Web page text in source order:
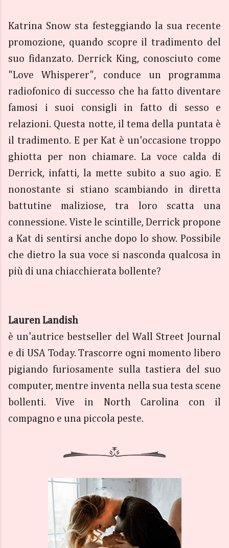
Katrina Snow sta festeggiando la sua recente
promozione, quando scopre il tradimento del
suo fidanzato. Derrick King, conosciuto come
"Love Whisperer", conduce un programma
radiofonico di successo che ha fatto diventare
famosi i suoi consigli in fatto di sesso e
relazioni. Questa notte, il tema della puntata è
il tradimento. E per Kat è un'occasione troppo
ghiotta per non chiamare. La voce calda di
Derrick, infatti, la mette subito a suo agio. E
nonostante si stiano scambiando in diretta
battutine maliziose, tra loro scatta una
connessione. Viste le scintille, Derrick propone
a Kat di sentirsi anche dopo lo show. Possibile
che dietro la sua voce si nasconda qualcosa in
più di una chiacchierata bollente?
Lauren Landish
è un'autrice bestseller del Wall Street Journal
e di USA Today. Trascorre ogni momento libero
pigiando furiosamente sulla tastiera del suo
computer, mentre inventa nella sua testa scene
bollenti. Vive in North Carolina con il
compagno e una piccola peste.